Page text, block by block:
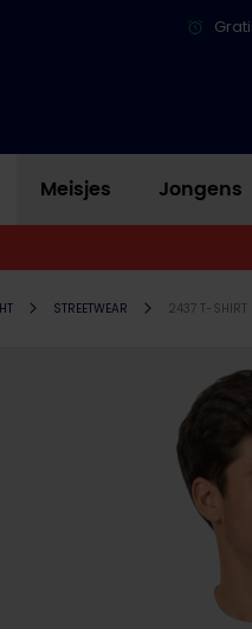
Meisjes Jongens
STREETWEAR 2437 T-SHIRT